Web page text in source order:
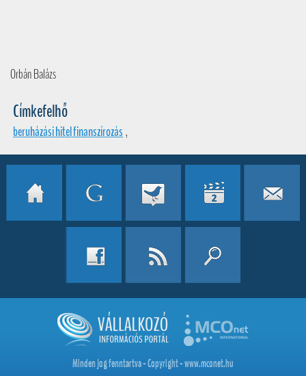
Orbán Balázs
Címkefelhő
beruházási hitel finanszírozás,
Minden jog fenntartva - Copyright - www.mconet.hu